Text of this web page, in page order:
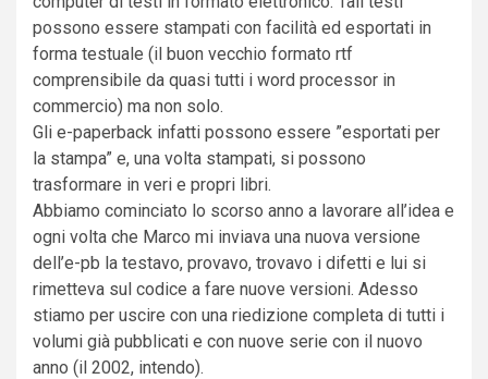
possono essere stampati con facilità ed esportati in
forma testuale (il buon vecchio formato rtf
comprensibile da quasi tutti i word processor in
commercio) ma non solo.
Gli e-paperback infatti possono essere ”esportati per
la stampa” e, una volta stampati, si possono
trasformare in veri e propri libri.
Abbiamo cominciato lo scorso anno a lavorare all’idea e
ogni volta che Marco mi inviava una nuova versione
dell’e-pb la testavo, provavo, trovavo i difetti e lui si
rimetteva sul codice a fare nuove versioni. Adesso
stiamo per uscire con una riedizione completa di tutti i
volumi già pubblicati e con nuove serie con il nuovo
anno (il 2002, intendo).